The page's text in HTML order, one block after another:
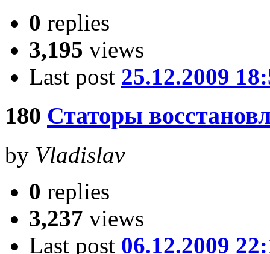
0 replies
3,195 views
Last post 25.12.2009
180 Статоры
by Vladislav
0 replies
3,237 views
Last post 06.12.2009